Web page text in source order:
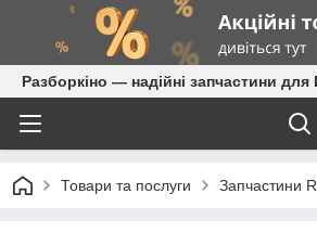
Разборкіно — надійні запчастини
Товари та послуги Запчастини